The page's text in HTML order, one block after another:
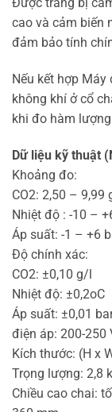
Được trang bị
cao và cảm biến
đảm bảo tính
Nếu kết hợp
không khí ở cổ
khi đo hàm lượng
Dữ liệu kỹ thuật
Khoảng đo:
CO2: 2,50 – 9,99
Nhiệt độ : -10 –
Áp suất: -1 – +6
Độ chính xác:
CO2: ±0,10 g/l
Nhiệt độ: ±0,2oC
Áp suất: ±0,01
điện áp: 200-250
Kích thước: (H x
Trọng lượng: 2,8
Chiều cao chai: